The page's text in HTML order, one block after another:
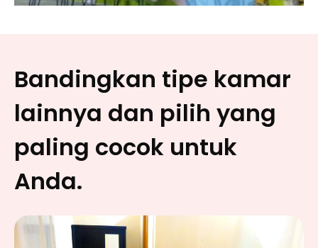
Bandingkan tipe kamar
lainnya dan pilih yang
paling cocok untuk
Anda.